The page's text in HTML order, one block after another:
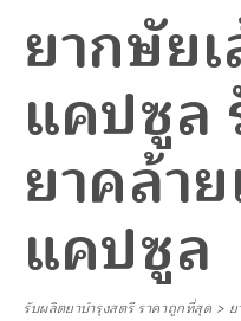
ยากษัย
แคปซูล
ยาคล้า
แคปซูล
รับผลิตยาบำรุงสตรี ราคาถูกที่สุด >